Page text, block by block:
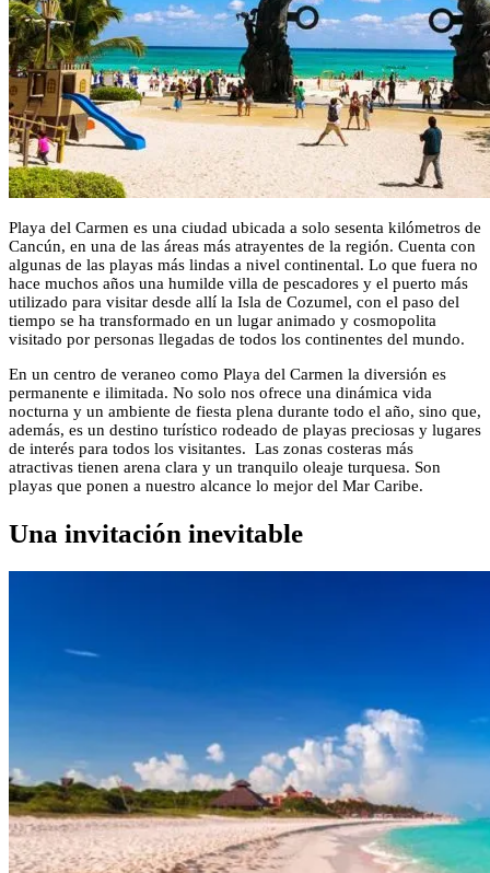
Playa del Carmen es una ciudad ubicada a solo sesenta kilómetros de
Cancún, en una de las áreas más atrayentes de la región. Cuenta con
algunas de las playas más lindas a nivel continental. Lo que fuera no
hace muchos años una humilde villa de pescadores y el puerto más
utilizado para visitar desde allí la Isla de Cozumel, con el paso del
tiempo se ha transformado en un lugar animado y cosmopolita
visitado por personas llegadas de todos los continentes del mundo.
En un centro de veraneo como Playa del Carmen la diversión es
permanente e ilimitada. No solo nos ofrece una dinámica vida
nocturna y un ambiente de fiesta plena durante todo el año, sino que,
además, es un destino turístico rodeado de playas preciosas y lugares
de interés para todos los visitantes. Las zonas costeras más
atractivas tienen arena clara y un tranquilo oleaje turquesa. Son
playas que ponen a nuestro alcance lo mejor del Mar Caribe.
Una invitación inevitable